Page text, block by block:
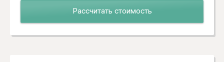
Рассчитать стоимость